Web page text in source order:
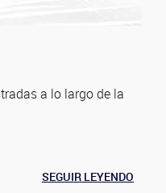
a lo largo de la
SEGUIR LEYENDO